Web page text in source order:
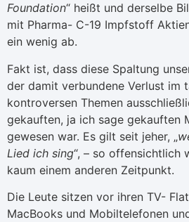
Foundation“ heißt und derselbe
mit Pharma- C-19 Impfstoff
ein wenig ab.
Fakt ist, dass diese Spaltung
der damit verbundene Verlust im
kontroversen Themen
gekauften, ja ich sage gekauften
gewesen war. Es gilt seit jeher, „
Lied ich sing“, – so offensichtlich
kaum einem anderen Zeitpunkt.
Die Leute sitzen vor ihren TV-
MacBooks und Mobiltelefonen